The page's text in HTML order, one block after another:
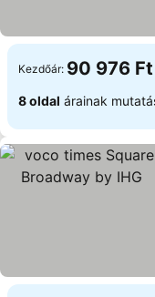
Kezdőár: 90 976 Ft
8 oldal árainak